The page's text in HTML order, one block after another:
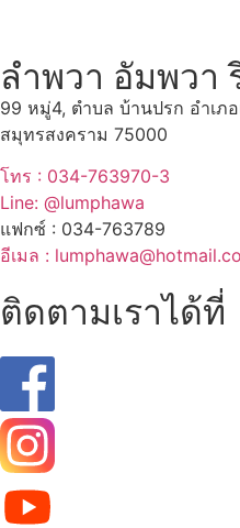
ลำพวา อัมพวา
99 หมู่4, ตำบล บ้านปรก อำเภ
สมุทรสงคราม 75000
โทร : 034-763970-3
Line: @lumphawa
แฟกซ์ : 034-763789
อีเมล :
ติดตามเราได้ที่